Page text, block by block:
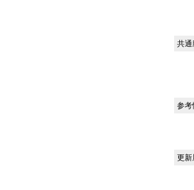
共通
参考
更新